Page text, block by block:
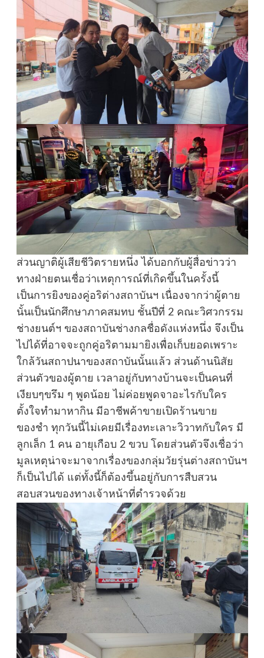
ส่วนญาติผู้เสียชีวิตรายหนึ่ง ได้บอกกับผู้สื่อข่าวว่า
ทางฝ่ายตนเชื่อว่าเหตุการณ์ที่เกิดขึ้นในครั้งนี้
เป็นการยิงของคู่อริต่างสถาบันฯ เนื่องจากว่าผู้ตาย
นั้นเป็นนักศึกษาภาคสมทบ ชั้นปีที่ 2 คณะวิศวกรรม
ช่างยนต์ฯ ของสถาบันช่างกลชื่อดังแห่งหนึ่ง จึงเป็น
ไปได้ที่อาจจะถูกคู่อริตามมายิงเพื่อเก็บยอดเพราะ
ใกล้วันสถาปนาของสถาบันนั้นแล้ว ส่วนด้านนิสัย
ส่วนตัวของผู้ตาย เวลาอยู่กับทางบ้านจะเป็นคนที่
เงียบๆขรึม ๆ พูดน้อย ไม่ค่อยพูดจาอะไรกับใคร
ตั้งใจทำมาหากิน มีอาชีพค้าขายเปิดร้านขาย
ของชำ ทุกวันนี้ไม่เคยมีเรื่องทะเลาะวิวาทกับใคร มี
ลูกเล็ก 1 คน อายุเกือบ 2 ขวบ โดยส่วนตัวจึงเชื่อว่า
มูลเหตุน่าจะมาจากเรื่องของกลุ่มวัยรุ่นต่างสถาบันฯ
ก็เป็นไปได้ แต่ทั้งนี้ก็ต้องขึ้นอยู่กับการสืบสวน
สอบสวนของทางเจ้าหน้าที่ตำรวจด้วย